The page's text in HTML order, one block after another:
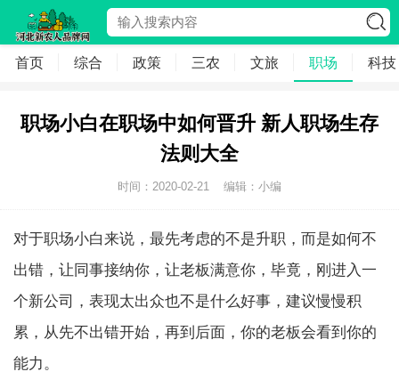
首页 综合 政策 三农 文旅 职场 科技
职场小白在职场中如何晋升 新人职场生存
法则大全
时间：2020-02-21 编辑：小编
对于职场小白来说，最先考虑的不是升职，而是如何不
出错，让同事接纳你，让老板满意你，毕竟，刚进入一
个新公司，表现太出众也不是什么好事，建议慢慢积
累，从先不出错开始，再到后面，你的老板会看到你的
能力。